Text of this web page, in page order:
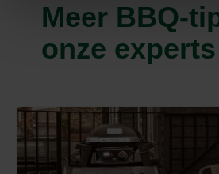
Meer BBQ-
onze experts